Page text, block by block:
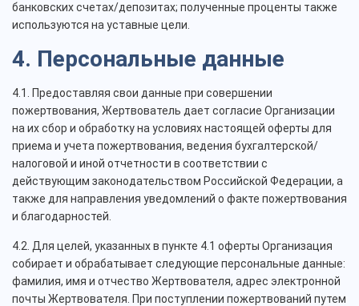
банковских счетах/депозитах; полученные проценты также
используются на уставные цели.
4. Персональные данные
4.1. Предоставляя свои данные при совершении
пожертвования, Жертвователь дает согласие Организации
на их сбор и обработку на условиях настоящей оферты для
приема и учета пожертвования, ведения бухгалтерской/
налоговой и иной отчетности в соответствии с
действующим законодательством Российской Федерации, а
также для направления уведомлений о факте пожертвования
и благодарностей.
4.2. Для целей, указанных в пункте 4.1 оферты Организация
собирает и обрабатывает следующие персональные данные:
фамилия, имя и отчество Жертвователя, адрес электронной
почты Жертвователя. При поступлении пожертвований путем